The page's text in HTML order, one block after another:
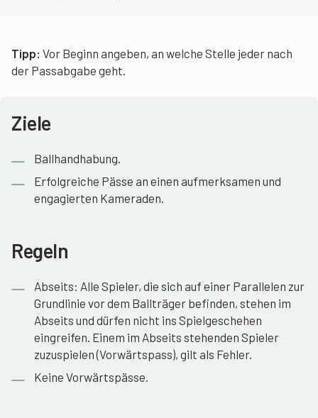
Tipp: Vor Beginn angeben, an welche Stelle jeder nach
der Passabgabe geht.
Ziele
Ballhandhabung.
Erfolgreiche Pässe an einen aufmerksamen und
engagierten Kameraden.
Regeln
Abseits: Alle Spieler, die sich auf einer Parallelen zur
Grundlinie vor dem Ballträger befinden, stehen im
Abseits und dürfen nicht ins Spielgeschehen
eingreifen. Einem im Abseits stehenden Spieler
zuzuspielen (Vorwärtspass), gilt als Fehler.
Keine Vorwärtspässe.